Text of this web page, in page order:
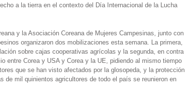
a la tierra en el contexto del Día Internacional de la Lucha
y la Asociación Coreana de Mujeres Campesinas, junto con
organizaron dos mobilizaciones esta semana. La primera,
sobre cajas cooperativas agrícolas y la segunda, en contra
entre Corea y USA y Corea y la UE, pidiendo al mismo tiempo
que se han visto afectados por la glosopeda, y la protección
de mil quinientos agricultores de todo el país se reunieron en